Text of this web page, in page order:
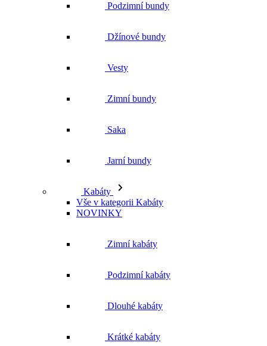
Podzimní bundy
Džínové bundy
Vesty
Zimní bundy
Saka
Jarní bundy
Kabáty
Vše v kategorii Kabáty
NOVINKY
Zimní kabáty
Podzimní kabáty
Dlouhé kabáty
Krátké kabáty